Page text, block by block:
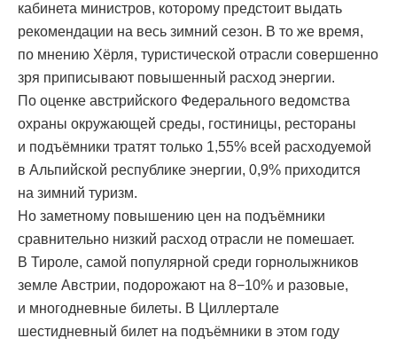
кабинета министров, которому предстоит выдать
рекомендации на весь зимний сезон. В то же время,
по мнению Хёрля, туристической отрасли совершенно
зря приписывают повышенный расход энергии.
По оценке австрийского Федерального ведомства
охраны окружающей среды, гостиницы, рестораны
и подъёмники тратят только 1,55% всей расходуемой
в Альпийской республике энергии, 0,9% приходится
на зимний туризм.
Но заметному повышению цен на подъёмники
сравнительно низкий расход отрасли не помешает.
В Тироле, самой популярной среди горнолыжников
земле Австрии, подорожают на 8−10% и разовые,
и многодневные билеты. В Циллертале
шестидневный билет на подъёмники в этом году